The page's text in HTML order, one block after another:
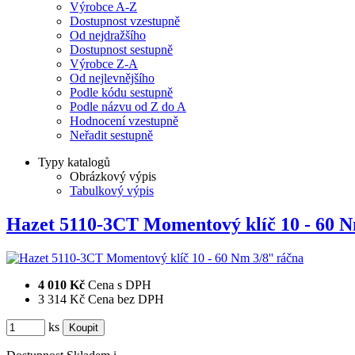
Výrobce A-Z
Dostupnost vzestupně
Od nejdražšího
Dostupnost sestupně
Výrobce Z-A
Od nejlevnějšího
Podle kódu sestupně
Podle názvu od Z do A
Hodnocení vzestupně
Neřadit sestupně
Typy katalogů
Obrázkový výpis
Tabulkový výpis
Hazet 5110-3CT Momentový klíč 10 - 60
4 010 Kč Cena s DPH
3 314 Kč Cena bez DPH
ks